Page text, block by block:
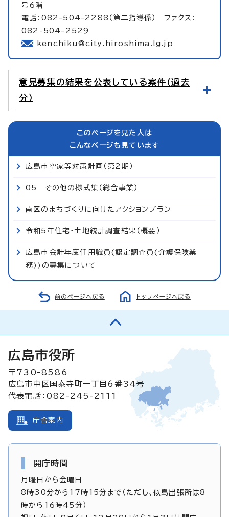
号6階
電話：082-504-2288（第二指導係） ファクス：
082-504-2529
kenchiku@city.hiroshima.lg.jp
意見募集の結果を公表している案件（過去
分）
このページを見た人は
こんなページも見ています
広島市空家等対策計画（第2期）
05 その他の様式集（総合事業）
南区のまちづくりに向けたアクションプラン
令和5年住宅・土地統計調査結果（概要）
広島市会計年度任用職員(認定調査員(介護保険業
務))の募集について
前のページへ戻る トップページへ戻る
広島市役所
〒730-8586
広島市中区国泰寺町一丁目6番34号
代表電話：082-245-2111
庁舎案内
開庁時間
月曜日から金曜日
8時30分から17時15分まで（ただし、似島出張所は8
時から16時45分）